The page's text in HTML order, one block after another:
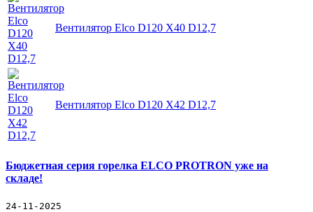
Вентилятор Elco D120 X40 D12,7
Вентилятор Elco D120 X42 D12,7
Бюджетная серия горелка ELCO PROTRON уже на
складе!
24-11-2025